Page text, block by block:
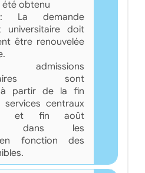
été obtenu
demande
universitaire doit
être renouvelée
sont
à partir de la fin
centraux
et fin août
dans les
fonction des